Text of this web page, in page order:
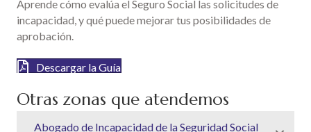
Aprende cómo evalúa el Seguro Social las solicitudes de
incapacidad, y qué puede mejorar tus posibilidades de
aprobación.
Descargar la Guía
Otras zonas que atendemos
Abogado de Incapacidad de la Seguridad Social